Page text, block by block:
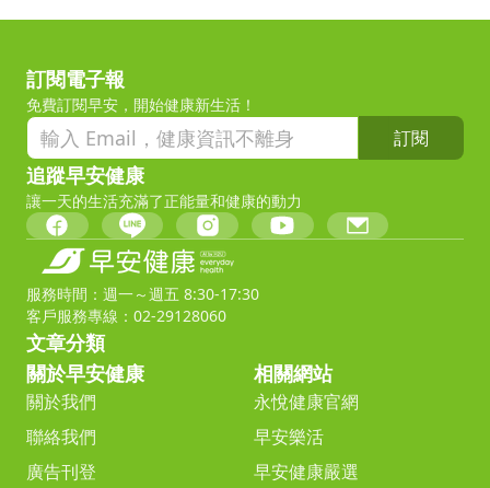
訂閱電子報
免費訂閱早安，開始健康新生活！
訂閱
追蹤早安健康
讓一天的生活充滿了正能量和健康的動力
服務時間：週一～週五 8:30-17:30
客戶服務專線：02-29128060
文章分類
關於早安健康
關於我們
聯絡我們
廣告刊登
相關網站
永悅健康官網
早安樂活
早安健康嚴選